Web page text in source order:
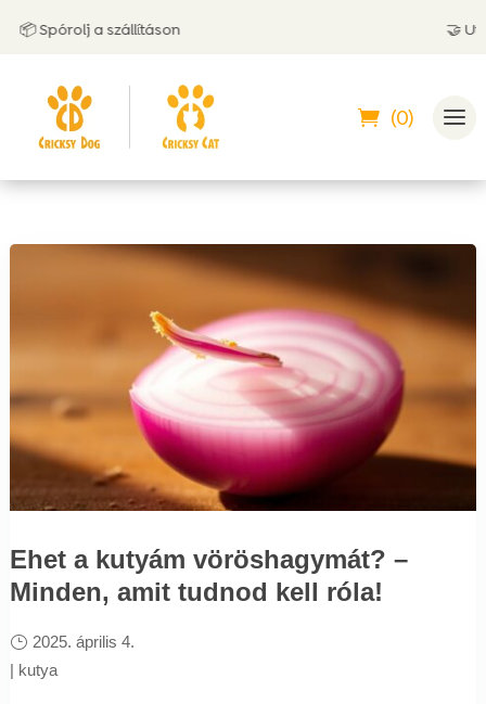
Spórolj a szállításon 🤝
(0)
Ehet a kutyám vöröshagymát? –
Minden, amit tudnod kell róla!
2025. április 4.
| kutya